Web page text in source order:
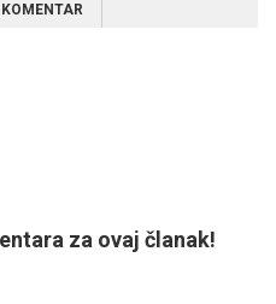
za ovaj članak!